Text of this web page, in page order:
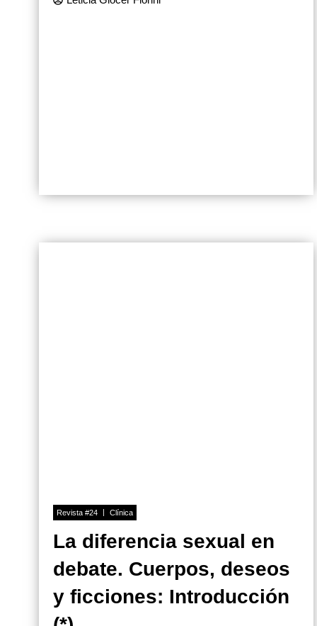
Revista #24 Clínica
La diferencia sexual en
debate. Cuerpos, deseos
y ficciones: Introducción